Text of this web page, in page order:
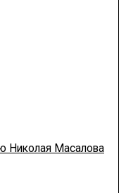
Николая Масалова